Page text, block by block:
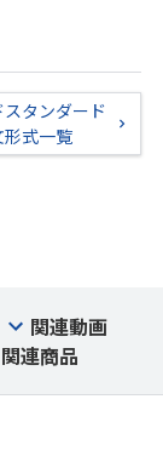
タンダード
式一覧
関連動画
関連商品